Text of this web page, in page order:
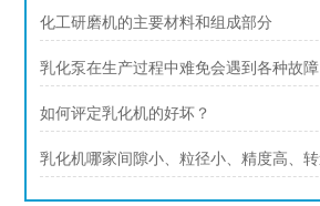
化工研磨机的主要材料和组成部分
乳化泵在生产过程中难免会遇到各种故障
如何评定乳化机的好坏？